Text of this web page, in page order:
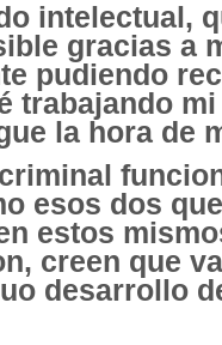
intelectual,
gracias a
pudiendo
trabajando
la hora de
esos dos
estos
creen que
desarrollo